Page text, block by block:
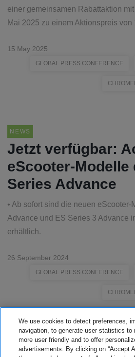
einer gemeinsamen Rabattaktion
Mai 2025 zu einem Aktionspreis von
15 May 2025
GLOBAL PRESS CONFERENCE
NEWS
Jetzt verfügbar:
eScooter-Modelle
Series Advance
• Ab sofort sind die neuen
Advance und ES Series 3 Advance
erhältlich.
26 September 2024
GLOBAL PRESS CONFERENCE
We use cookies to detect preferences,
navigation, to generate user statistics to
more user friendly and to offer
advertisements. By clicking on “Accept